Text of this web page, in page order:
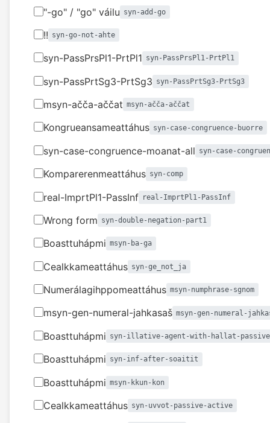
"-go" / "go" váilu syn-add-go
!! syn-go-not-ahte
syn-PassPrsPl1-PrtPl1 syn-PassPrsPl1-PrtPl1
syn-PassPrtSg3-PrtSg3 syn-PassPrtSg3-PrtSg3
msyn-ačča-aččat msyn-ačča-aččat
Kongrueansameattáhus syn-case-congruence-buorre
syn-case-congruence-moanat-all syn-case-
Komparerenmeattáhus syn-comp
real-ImprtPl1-PassInf real-ImprtPl1-PassInf
Wrong form syn-double-negation-part1
Boasttuhápmi msyn-ba-ga
Cealkkameattáhus syn-ge_not_ja
Numerálagihppomeattáhus msyn-numphrase-sgnom
msyn-gen-numeral-jahkasaš msyn-gen-numeral-
Boasttuhápmi syn-illative-agent-with-hallat-passive
Boasttuhápmi syn-inf-after-soaitit
Boasttuhápmi msyn-kkun-kon
Cealkkameattáhus syn-uvvot-passive-active